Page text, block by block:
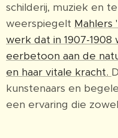
schilderij, muziek en
weerspiegelt Mahlers
werk dat in 1907-
eerbetoon aan de
en haar vitale kracht.
kunstenaars en
een ervaring die